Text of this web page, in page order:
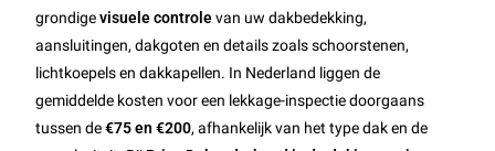
grondigevisuele controlevan uw dakbedekking,
aansluitingen, dakgoten en details zoals schoorstenen,
lichtkoepels en dakkapellen. In Nederland liggen de
gemiddelde kosten voor een lekkage-inspectie doorgaans
tussen de€75 en €200, afhankelijk van het type dak en de